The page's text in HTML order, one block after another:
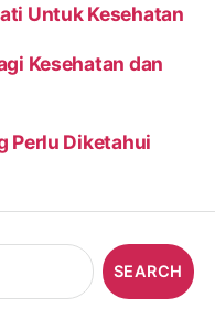
Untuk Kesehatan
Kesehatan dan
Perlu Diketahui